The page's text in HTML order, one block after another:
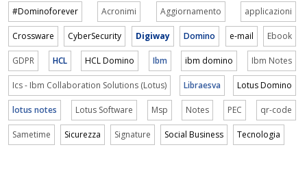
#Dominoforever Acronimi Aggiornamento applicazioni
Crossware CyberSecurity Digiway Domino e-mail Ebook
GDPR HCL HCL Domino Ibm ibm domino Ibm Notes
Ics - Ibm Collaboration Solutions (Lotus) Libraesva Lotus Domino
lotus notes Lotus Software Msp Notes PEC qr-code
Sametime Sicurezza Signature Social Business Tecnologia